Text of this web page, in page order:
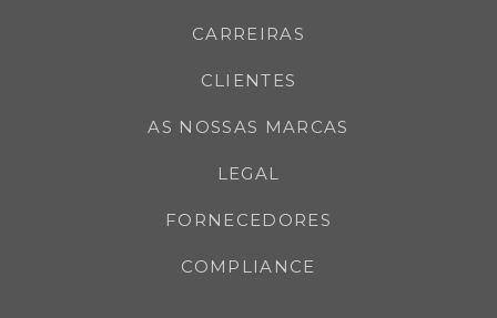
CARREIRAS
CLIENTES
AS NOSSAS MARCAS
LEGAL
FORNECEDORES
COMPLIANCE